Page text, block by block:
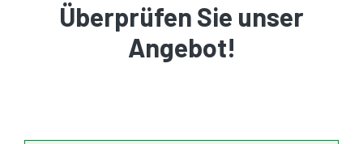
Überprüfen Sie unser
Angebot!